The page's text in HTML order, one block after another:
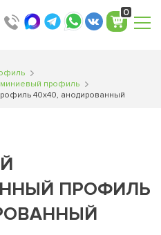
0
профиль
40х40, анодированный
ПРОФИЛЬ